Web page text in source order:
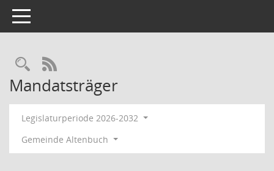
Toggle navigation
RSS-Feed
Mandatsträger
Legislaturperiode 2026-2032
Gemeinde Altenbuch